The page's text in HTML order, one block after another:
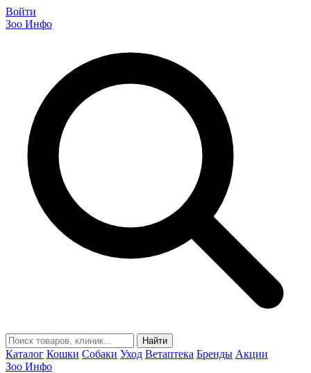
Войти
Зоо Инфо
Найти
Каталог Кошки Собаки Уход Ветаптека Бренды Акции
Зоо Инфо